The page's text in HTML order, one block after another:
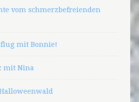
vom schmerzbefreienden
mit Bonnie!
mit Nina